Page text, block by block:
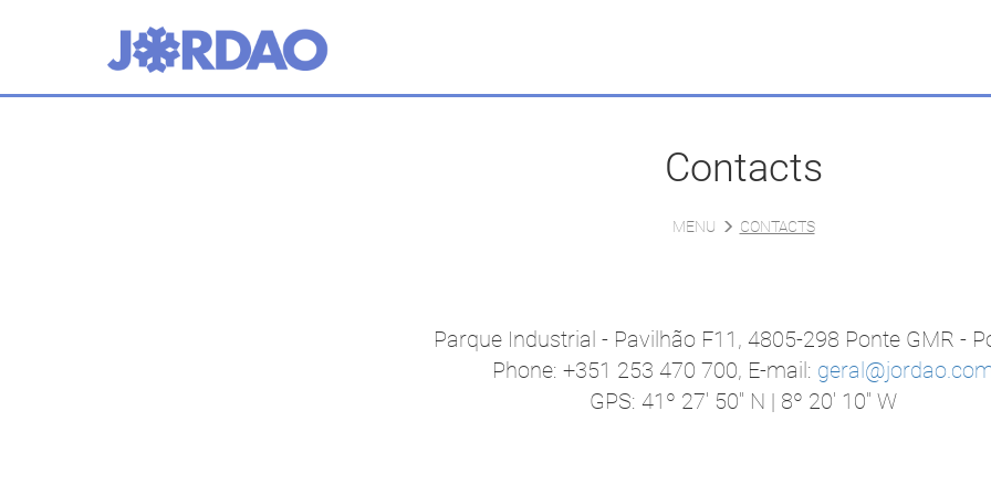
Contacts
MENU CONTACTS
Parque Industrial - Pavilhão F11, 4805-298 Ponte GMR -
Phone: +351 253 470 700, E-mail:
GPS: 41º 27' 50'' N | 8º 20' 10'' W